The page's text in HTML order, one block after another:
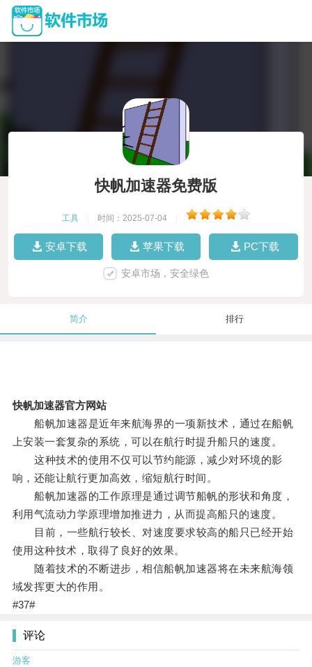
快帆加速器免费版
工具 时间：2025-07-04
安卓下载 苹果下载 PC下载
安卓市场，安全绿色
简介 排行
快帆加速器官方网站
船帆加速器是近年来航海界的一项新技术，通过在船帆
上安装一套复杂的系统，可以在航行时提升船只的速度。
这种技术的使用不仅可以节约能源，减少对环境的影
响，还能让航行更加高效，缩短航行时间。
船帆加速器的工作原理是通过调节船帆的形状和角度，
利用气流动力学原理增加推进力，从而提高船只的速度。
目前，一些航行较长、对速度要求较高的船只已经开始
使用这种技术，取得了良好的效果。
随着技术的不断进步，相信船帆加速器将在未来航海领
域发挥更大的作用。
#37#
评论
游客